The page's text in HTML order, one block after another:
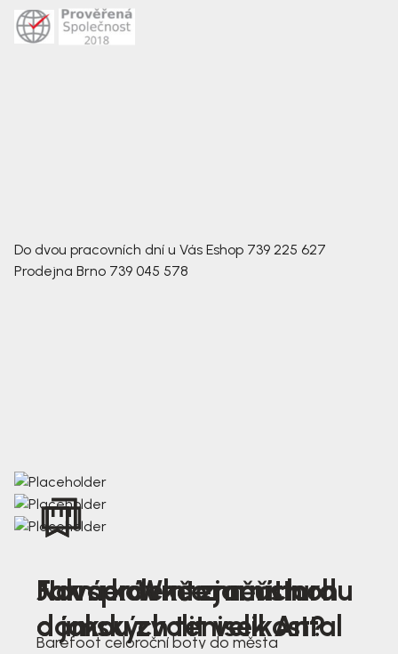
Do dvou pracovních dní u Vás Eshop 739 225 627
Prodejna Brno 739 045 578
Nová kolekce jarních
dámských tenisek Antal
Jak správně změřit nohu
a jakou zvolit velikost?
Farmer Winter mustard
Barefoot celoroční boty do města